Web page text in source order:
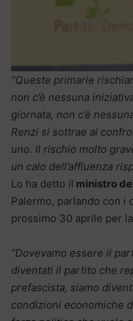
“Queste primarie
non c’è nessuna
giornata, non c’è
Renzi si sottrae ai
uno. Il rischio molto
un calo dell’affluenza
Lo ha detto il ministro
Palermo, parlando con i
prossimo 30 aprile per
“Dovevamo essere il
diventati il partito che
prefascista, siamo
condizioni economiche